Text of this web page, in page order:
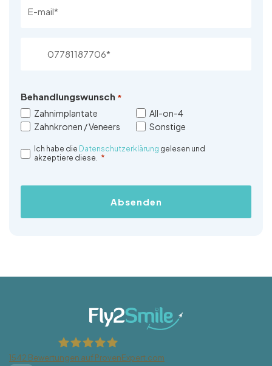
Number
Behandlungswunsch *
Zahnimplantate
All-on-4
Zahnkronen / Veneers
Sonstige
dsgvo
*
Ich habe die Datenschutzerklärung gelesen und
akzeptiere diese. *
1542 Bewertungen auf ProvenExpert.com